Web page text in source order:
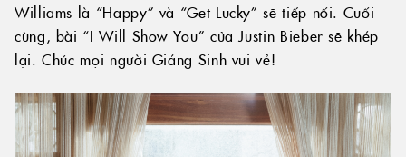
Williams là “Happy” và “Get Lucky” sẽ tiếp nối. Cuối
cùng, bài “I Will Show You” của Justin Bieber sẽ khép
lại. Chúc mọi người Giáng Sinh vui vẻ!